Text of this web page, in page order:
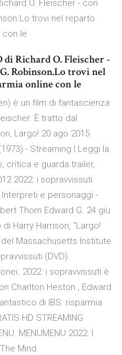
O. Fleischer - con
trovi nel reparto
con le
Richard O. Fleischer -
Robinson.Lo trovi nel
online con le
è un film di fantascienza
È tratto dal
Largo! 20 ago 2015
- Streaming | Leggi la
critica e guarda trailer,
2022: i sopravvissuti
e personaggi -
Thorn Edward G. 24 giu
Harry Harrison, "Largo!
Massachusetts Institute
(DVD).
2022: i sopravvissuti è
Charlton Heston , Edward
di IBS: risparmia
HD STREAMING
MENUMENU 2022: I
Mind